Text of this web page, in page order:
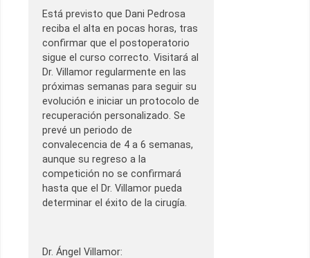
Está previsto que Dani Pedrosa
reciba el alta en pocas horas, tras
confirmar que el postoperatorio
sigue el curso correcto. Visitará al
Dr. Villamor regularmente en las
próximas semanas para seguir su
evolución e iniciar un protocolo de
recuperación personalizado. Se
prevé un periodo de
convalecencia de 4 a 6 semanas,
aunque su regreso a la
competición no se confirmará
hasta que el Dr. Villamor pueda
determinar el éxito de la cirugía.
Dr. Ángel Villamor: